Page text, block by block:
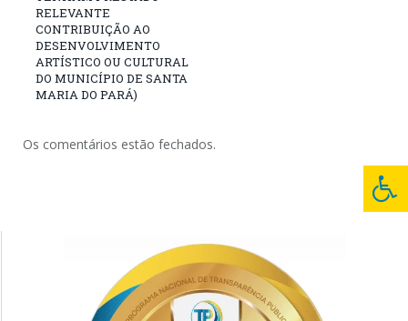
RELEVANTE
CONTRIBUIÇÃO AO
DESENVOLVIMENTO
ARTÍSTICO OU CULTURAL
DO MUNICÍPIO DE SANTA
MARIA DO PARÁ)
Os comentários estão fechados.